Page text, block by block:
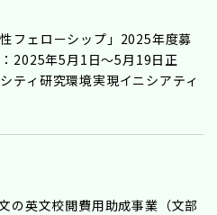
フェローシップ」2025年度募
2025年5月1日～5月19日正
ティ研究環境実現イニシアティ
の英文校閲費用助成事業（文部